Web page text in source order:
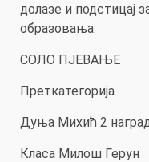
долазе и подстицај
образовања.
СОЛО ПЈЕВАЊЕ
Преткатегорија
Дуња Михић 2
Класа Милош Герун